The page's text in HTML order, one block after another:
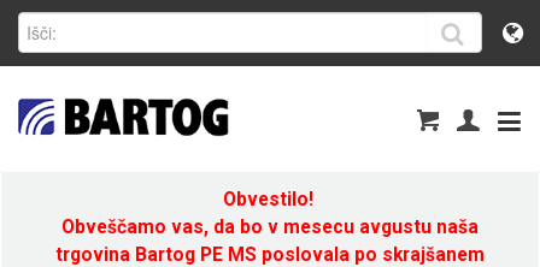
Obvestilo!
Obveščamo vas, da bo v mesecu avgustu naša
trgovina Bartog PE MS poslovala po skrajšanem